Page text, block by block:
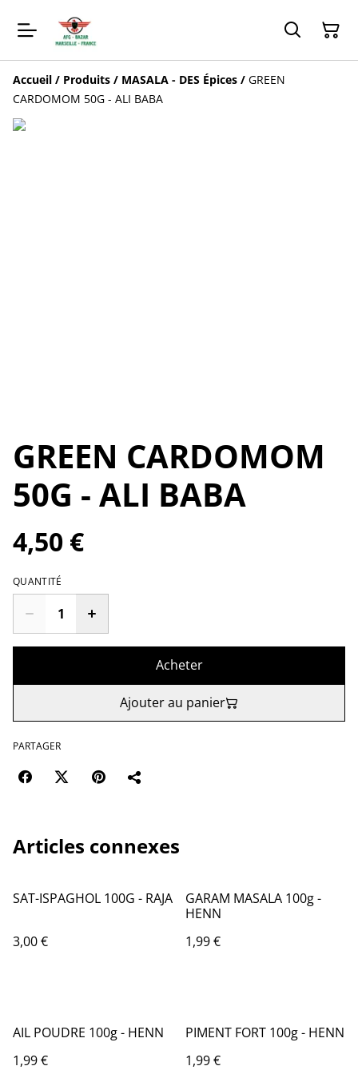
Accueil / Produits / MASALA - DES Épices / GREEN
CARDOMOM 50G - ALI BABA
GREEN CARDOMOM
50G - ALI BABA
4,50 €
QUANTITÉ
Acheter
Ajouter au panier
PARTAGER
Articles connexes
SAT-ISPAGHOL 100G - RAJA
3,00 €
GARAM MASALA 100g -
HENN
1,99 €
AIL POUDRE 100g - HENN
1,99 €
PIMENT FORT 100g - HENN
1,99 €